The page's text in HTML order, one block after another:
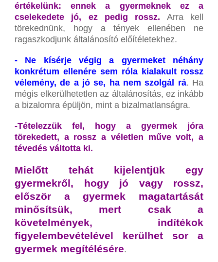
értékelünk: ennek a gyermeknek ez a
cselekedete jó, ez pedig rossz. Arra kell
törekednünk, hogy a tények ellenében ne
ragaszkodjunk általánosító előítéletekhez.
- Ne kísérje végig a gyermeket néhány
konkrétum ellenére sem róla kialakult rossz
vélemény, de a jó se, ha nem szolgál rá. Ha
mégis elkerülhetetlen az általánosítás, ez inkább
a bizalomra épüljön, mint a bizalmatlanságra.
-Tételezzük fel, hogy a gyermek jóra
törekedett, a rossz a véletlen műve volt, a
tévedés váltotta ki.
Mielőtt tehát kijelentjük egy
gyermekről, hogy jó vagy rossz,
először a gyermek magatartását
minősítsük, mert csak a
követelmények, indítékok
figyelembevételével kerülhet sor a
gyermek megítélésére.